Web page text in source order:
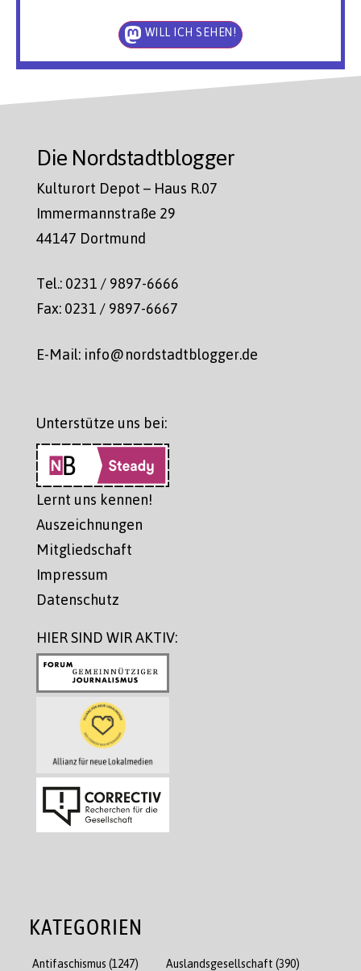
WILL ICH SEHEN!
Die Nordstadtblogger
Kulturort Depot – Haus R.07
Immermannstraße 29
44147 Dortmund
Tel.: 0231 / 9897-6666
Fax: 0231 / 9897-6667
E-Mail: info@nordstadtblogger.de
Unterstütze uns bei:
Lernt uns kennen!
Auszeichnungen
Mitgliedschaft
Impressum
Datenschutz
HIER SIND WIR AKTIV:
KATEGORIEN
Antifaschismus (1247) Auslandsgesellschaft (390)